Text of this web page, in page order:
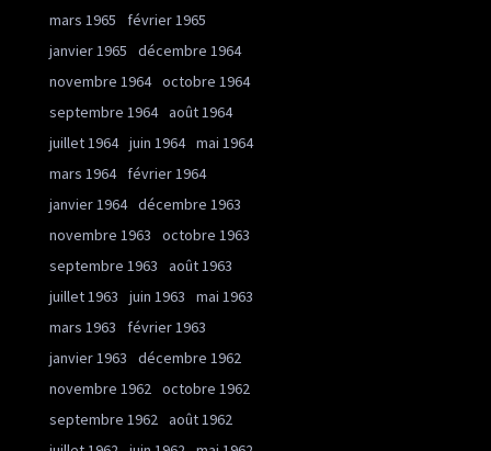
mars 1965
février 1965
janvier 1965
décembre 1964
novembre 1964 octobre 1964
septembre 1964 août 1964
juillet 1964 juin 1964 mai 1964
mars 1964
février 1964
janvier 1964 décembre 1963
novembre 1963
octobre 1963
septembre 1963
août 1963
juillet 1963
juin 1963
mai 1963
mars 1963
février 1963
janvier 1963
décembre 1962
novembre 1962
octobre 1962
septembre 1962
août 1962